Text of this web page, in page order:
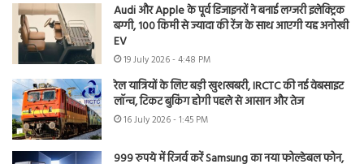
Audi और Apple के पूर्व डिजाइनरों ने बनाई लग्जरी इलेक्ट्रिक
बग्गी, 100 किमी से ज्यादा की रेंज के साथ आएगी यह अनोखी
EV
19 July 2026 - 4:48 PM
रेल यात्रियों के लिए बड़ी खुशखबरी, IRCTC की नई वेबसाइट
लॉन्च, टिकट बुकिंग होगी पहले से आसान और तेज
16 July 2026 - 1:45 PM
999 रुपये में रिजर्व करें Samsung का नया फोल्डेबल फोन,